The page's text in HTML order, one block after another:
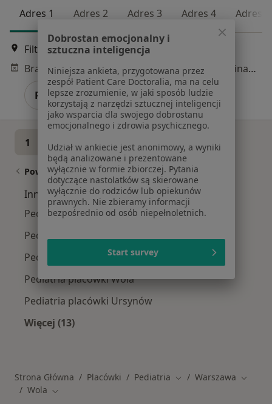
Adres 1 Adres 2 Adres 3 Adres 4 Adres 5
Filtrowa 62, Warszawa•Mapa
Brak dostępnych specjalistów z wolnymi terminami w tym centrum medycznym.
Pokaż profil
1 2 3 4
Powiązane wyszukiwania
Inne dzielnice w Warszawie
Pediatria placówki Mokotów
Pediatria placówki Śródmieście
Pediatria placówki Praga-Południe
Pediatria placówki Wola
Pediatria placówki Ursynów
Więcej (13)
Strona Główna Placówki Pediatria Zmień miasto
Warszawa Zmień
Wola Zmień miasto
Dobrostan emocjonalny i
sztuczna inteligencja
Niniejsza ankieta, przygotowana przez
zespół Patient Care Doctoralia, ma na celu
lepsze zrozumienie, w jaki sposób ludzie
korzystają z narzędzi sztucznej inteligencji
jako wsparcia dla swojego dobrostanu
emocjonalnego i zdrowia psychicznego.
Udział w ankiecie jest anonimowy, a wyniki
będą analizowane i prezentowane
wyłącznie w formie zbiorczej. Pytania
dotyczące nastolatków są skierowane
wyłącznie do rodziców lub opiekunów
prawnych. Nie zbieramy informacji
bezpośrednio od osób niepełnoletnich.
Start survey